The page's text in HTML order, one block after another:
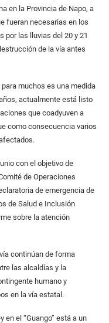
en la Provincia de Napo, a
fueran necesarias en los
por las lluvias del 20 y 21
de la vía antes
muchos es una medida
actualmente está listo
que coadyuven a
como consecuencia varios
con el objetivo de
de Operaciones
de emergencia de
de Salud e Inclusión
sobre la atención
continúan de forma
las alcaldías y la
humano y
en la vía estatal.
en el “Guango” está a un